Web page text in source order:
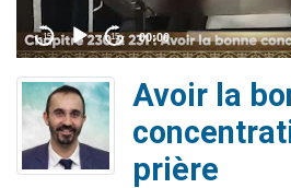
Avoir la
prière